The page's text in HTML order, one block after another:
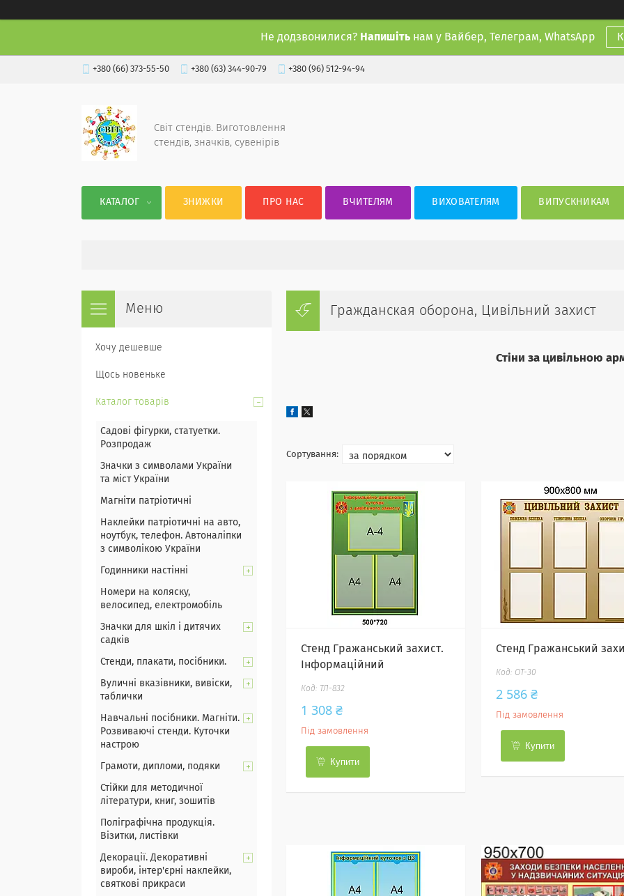
Не додзвонилися? Напишіть нам у Вайбер, Телеграм, WhatsApp
+380 (66) 373-55-50 +380 (63) 344-90-79 +380 (96) 512-94-94
Світ стендів. Виготовлення
стендів, значків, сувенірів
КАТАЛОГ ЗНИЖКИ ПРО НАС ВЧИТЕЛЯМ ВИХОВАТЕЛЯМ ВИПУСКНИКАМ
Гражданская оборона, Цивiльний захист
Стіни за цивільною
Стенд Гражанський захист.
Інформаційний
ТЛ-832
1 308 ₴
Під замовлення
Купити
Стенд Гражанський
ОТ-30
2 586 ₴
Під замовлення
Купити
Хочу дешевше
Щось новеньке
Каталог товарів
Садові фігурки, статуетки.
Розпродаж
Значки з символами України
та міст України
Магніти патріотичні
Наклейки патріотичні на авто,
ноутбук, телефон. Автоналіпки
з символікою України
Годинники настінні
Номери на коляску,
велосипед, електромобіль
Значки для шкіл і дитячих
садків
Стенди, плакати, посібники.
Вуличні вказівники, вивіски,
таблички
Навчальні посібники. Магніти.
Розвиваючі стенди. Куточки
настрою
Грамоти, дипломи, подяки
Стійки для методичної
літератури, книг, зошитів
Поліграфічна продукція.
Візитки, листівки
Декорації. Декоративні
вироби, інтер'єрні наклейки,
святкові прикраси